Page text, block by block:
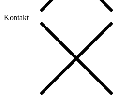
Kontakt